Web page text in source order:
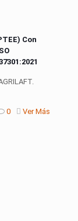
Con
0 Ver Más